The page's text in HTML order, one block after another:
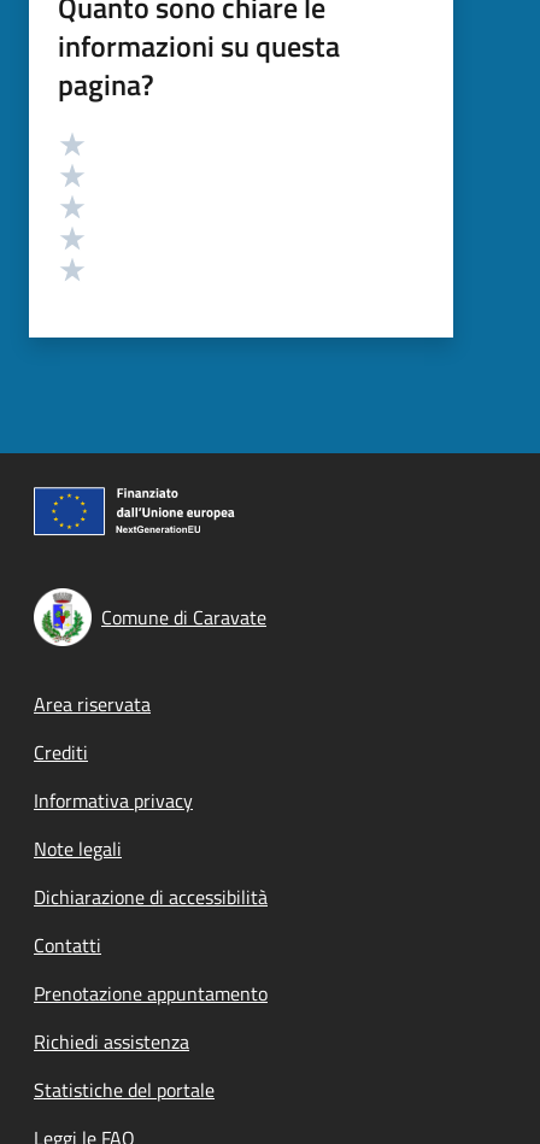
informazioni su questa
pagina?
Valutazione
Comune di Caravate
Footer menu
Area riservata
Crediti
Informativa privacy
Note legali
Dichiarazione di accessibilità
Contatti
Prenotazione appuntamento
Richiedi assistenza
Statistiche del portale
Leggi le FAQ